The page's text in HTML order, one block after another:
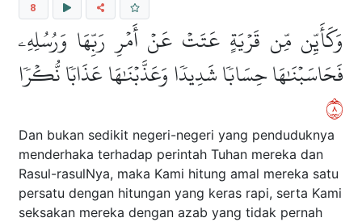
8
وَكَأَيِّن مِّن قَرۡيَةٍ عَتَتۡ عَنۡ أَمۡرِ رَبِّهَا وَرُسُلِهِۦ
فَحَاسَبۡنَٰهَا حِسَابٗا شَدِيدٗا وَعَذَّبۡنَٰهَا عَذَابٗا نُّكۡرٗا
٨
Dan bukan sedikit negeri-negeri yang penduduknya
menderhaka terhadap perintah Tuhan mereka dan
Rasul-rasulNya, maka Kami hitung amal mereka satu
persatu dengan hitungan yang keras rapi, serta Kami
seksakan mereka dengan azab yang tidak pernah